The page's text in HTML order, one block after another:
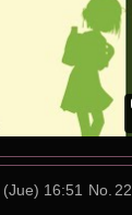
16:51 No.